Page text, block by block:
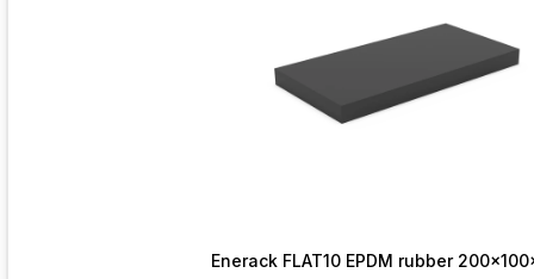
Enerack FLAT10 EPDM rubber